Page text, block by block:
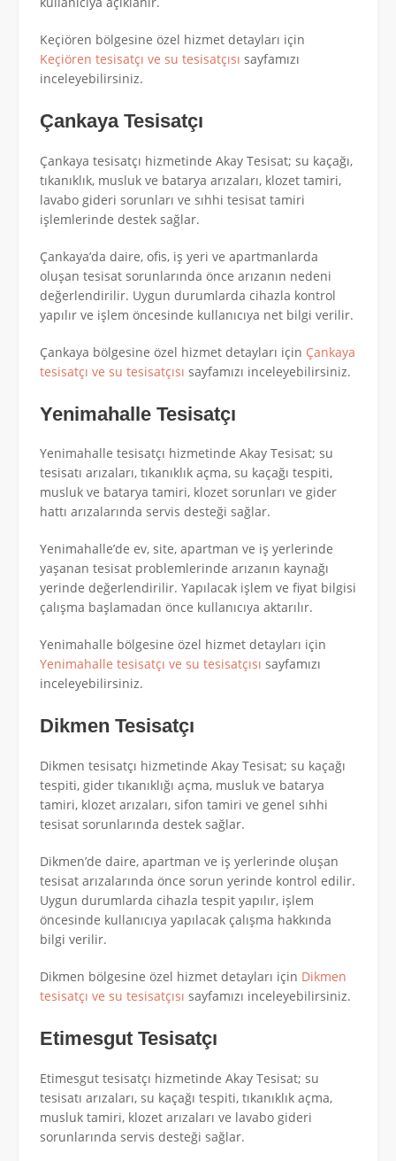
Keçiören bölgesine özel hizmet detayları için
Keçiören tesisatçı ve su tesisatçısı sayfamızı
inceleyebilirsiniz.
Çankaya Tesisatçı
Çankaya tesisatçı hizmetinde Akay Tesisat; su kaçağı,
tıkanıklık, musluk ve batarya arızaları, klozet tamiri,
lavabo gideri sorunları ve sıhhi tesisat tamiri
işlemlerinde destek sağlar.
Çankaya’da daire, ofis, iş yeri ve apartmanlarda
oluşan tesisat sorunlarında önce arızanın nedeni
değerlendirilir. Uygun durumlarda cihazla kontrol
yapılır ve işlem öncesinde kullanıcıya net bilgi verilir.
Çankaya bölgesine özel hizmet detayları için Çankaya
tesisatçı ve su tesisatçısı sayfamızı inceleyebilirsiniz.
Yenimahalle Tesisatçı
Yenimahalle tesisatçı hizmetinde Akay Tesisat; su
tesisatı arızaları, tıkanıklık açma, su kaçağı tespiti,
musluk ve batarya tamiri, klozet sorunları ve gider
hattı arızalarında servis desteği sağlar.
Yenimahalle’de ev, site, apartman ve iş yerlerinde
yaşanan tesisat problemlerinde arızanın kaynağı
yerinde değerlendirilir. Yapılacak işlem ve fiyat bilgisi
çalışma başlamadan önce kullanıcıya aktarılır.
Yenimahalle bölgesine özel hizmet detayları için
Yenimahalle tesisatçı ve su tesisatçısı sayfamızı
inceleyebilirsiniz.
Dikmen Tesisatçı
Dikmen tesisatçı hizmetinde Akay Tesisat; su kaçağı
tespiti, gider tıkanıklığı açma, musluk ve batarya
tamiri, klozet arızaları, sifon tamiri ve genel sıhhi
tesisat sorunlarında destek sağlar.
Dikmen’de daire, apartman ve iş yerlerinde oluşan
tesisat arızalarında önce sorun yerinde kontrol edilir.
Uygun durumlarda cihazla tespit yapılır, işlem
öncesinde kullanıcıya yapılacak çalışma hakkında
bilgi verilir.
Dikmen bölgesine özel hizmet detayları için Dikmen
tesisatçı ve su tesisatçısı sayfamızı inceleyebilirsiniz.
Etimesgut Tesisatçı
Etimesgut tesisatçı hizmetinde Akay Tesisat; su
tesisatı arızaları, su kaçağı tespiti, tıkanıklık açma,
musluk tamiri, klozet arızaları ve lavabo gideri
sorunlarında servis desteği sağlar.